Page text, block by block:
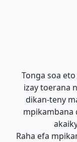
Tonga soa
izay toerana
dikan-teny
mpikambana
Raha efa